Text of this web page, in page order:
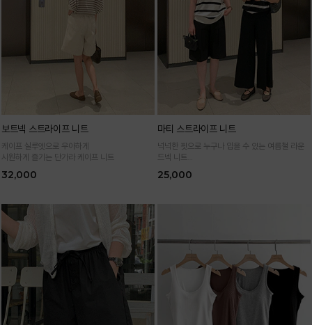
보트넥 스트라이프 니트
케이프 실루엣으로 우아하게
시원하게 즐기는 단가라 케이프 니트
32,000
마티 스트라이프 니트
넉넉한 핏으로 누구나 입을 수 있는 여름철 라운
드넥 니트
입어요
25,000